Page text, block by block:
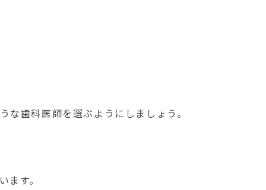
歯科医師を選ぶようにしましょう。
す。